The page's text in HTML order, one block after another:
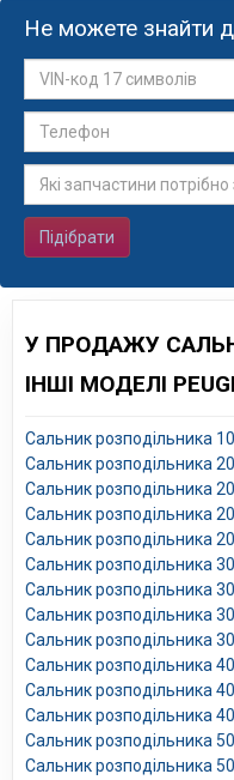
Не можете знайти
Підібрати
У ПРОДАЖУ
ІНШІ МОДЕЛІ
Сальник розподільника
Сальник розподільника
Сальник розподільника
Сальник розподільника
Сальник розподільника
Сальник розподільника
Сальник розподільника
Сальник розподільника
Сальник розподільника
Сальник розподільника
Сальник розподільника
Сальник розподільника
Сальник розподільника
Сальник розподільника